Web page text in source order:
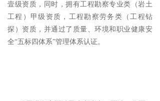
넸 园林绿化
넸 城镇化建设与养老养生项目
壹级资质，同时，拥有工程勘察专业类（岩土
工程）甲级资质，工程勘察劳务类（工程钻
探）资质，并通过了质量、环境和职业健康安
全“五标四体系”管理体系认证。